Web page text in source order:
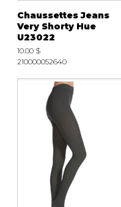
Chaussettes Jeans
Very Shorty Hue
U23022
10.00 $
210000052640